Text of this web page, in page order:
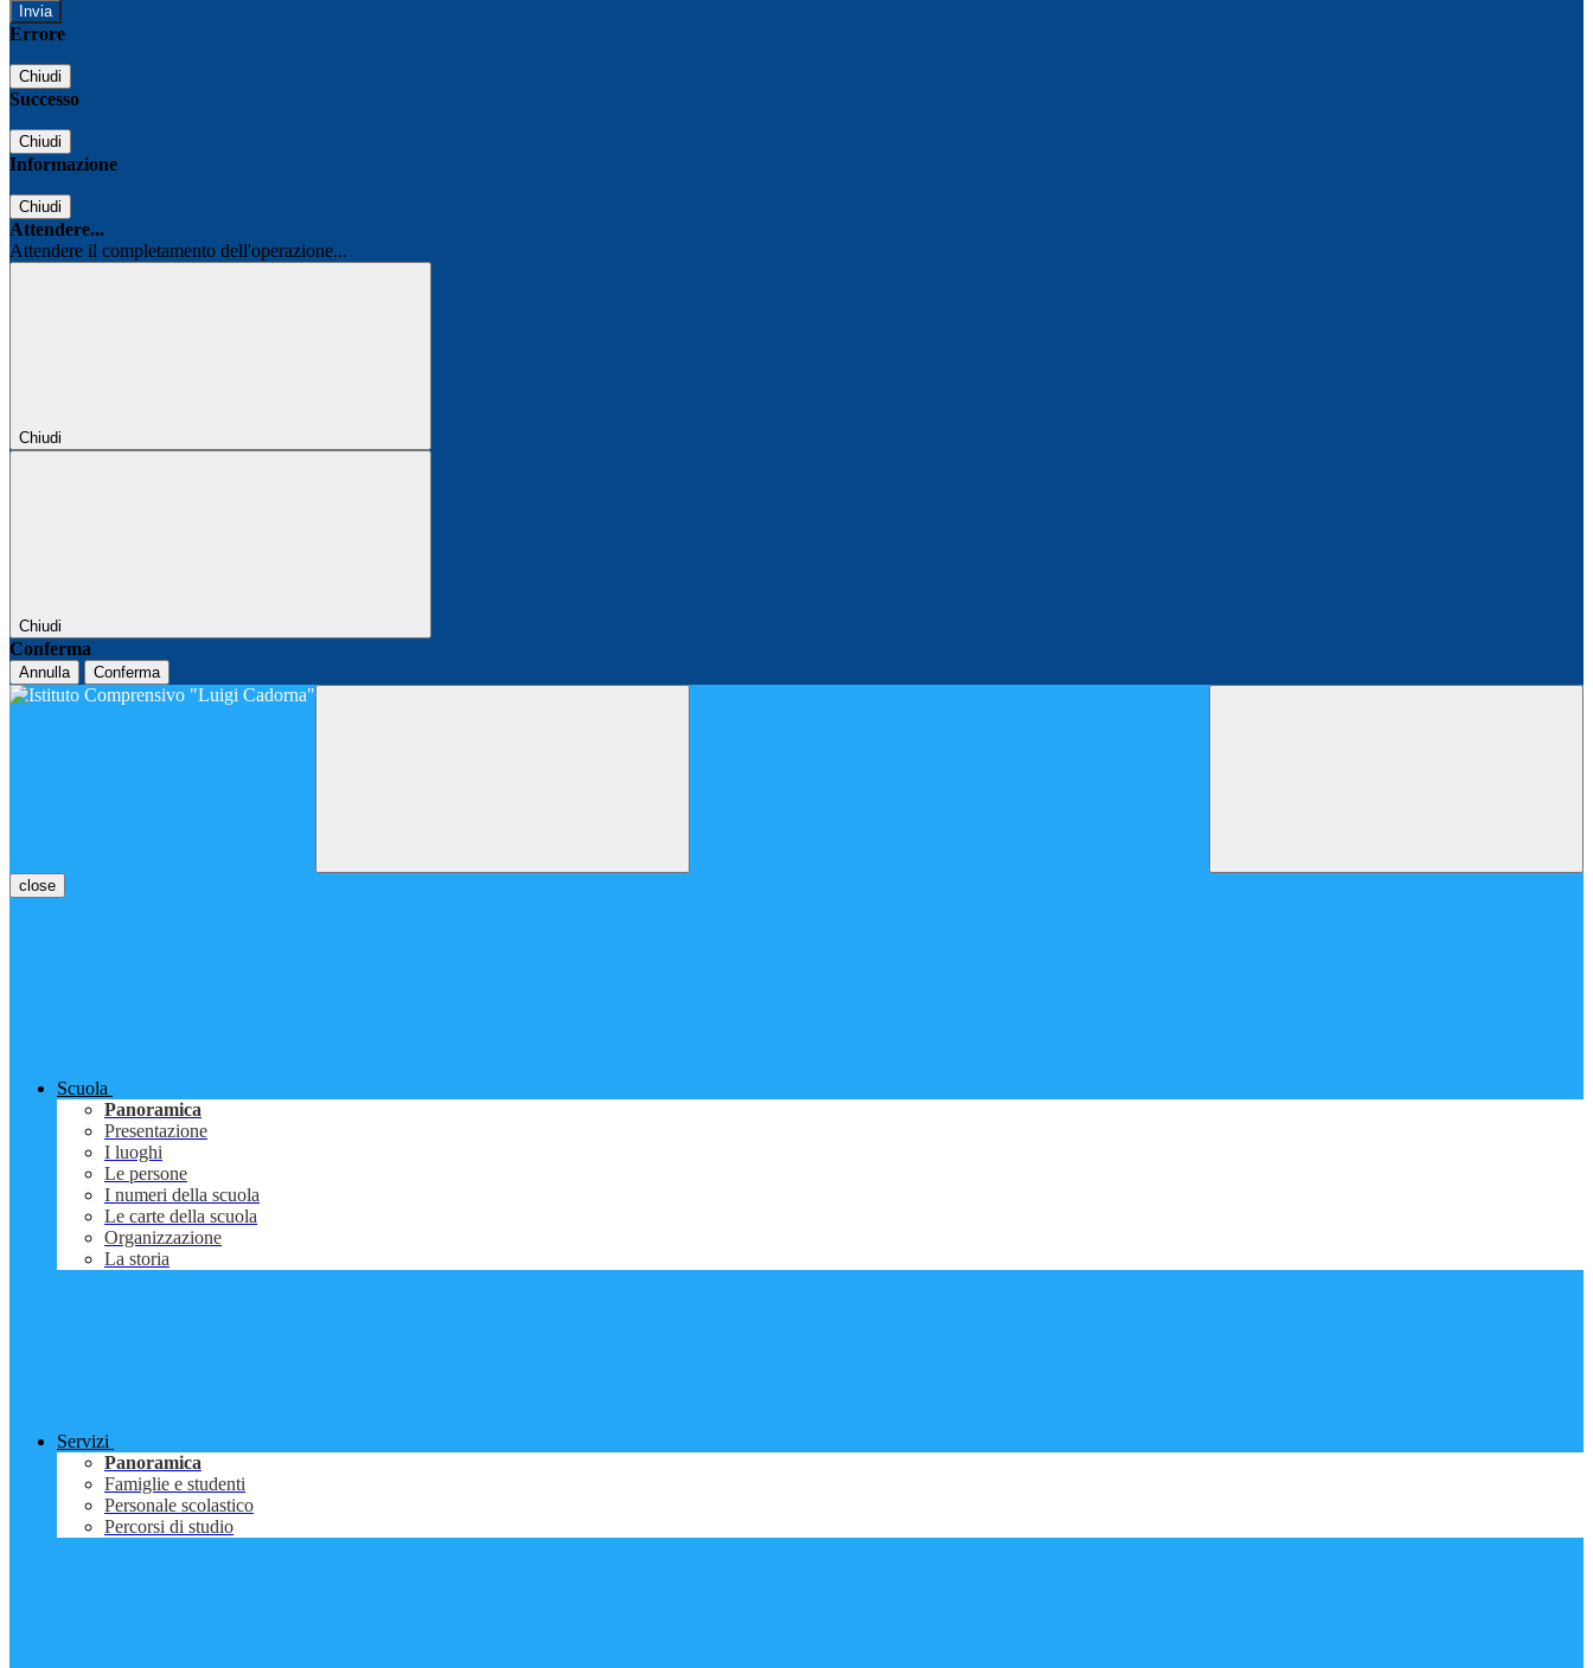
Errore
Chiudi
Successo
Chiudi
Informazione
Chiudi
Attendere...
Attendere il completamento dell'operazione...
Chiudi
Chiudi
Conferma
Annulla Conferma
close
Scuola
Panoramica
Presentazione
I luoghi
Le persone
I numeri della scuola
Le carte della scuola
Organizzazione
La storia
Servizi
Panoramica
Famiglie e studenti
Personale scolastico
Percorsi di studio